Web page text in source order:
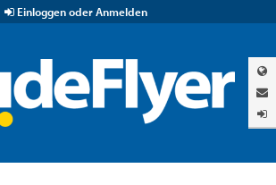
Einloggen oder Anmelden